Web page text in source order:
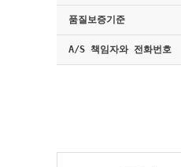
품질보증기준
A/S 책임자와 전화번호